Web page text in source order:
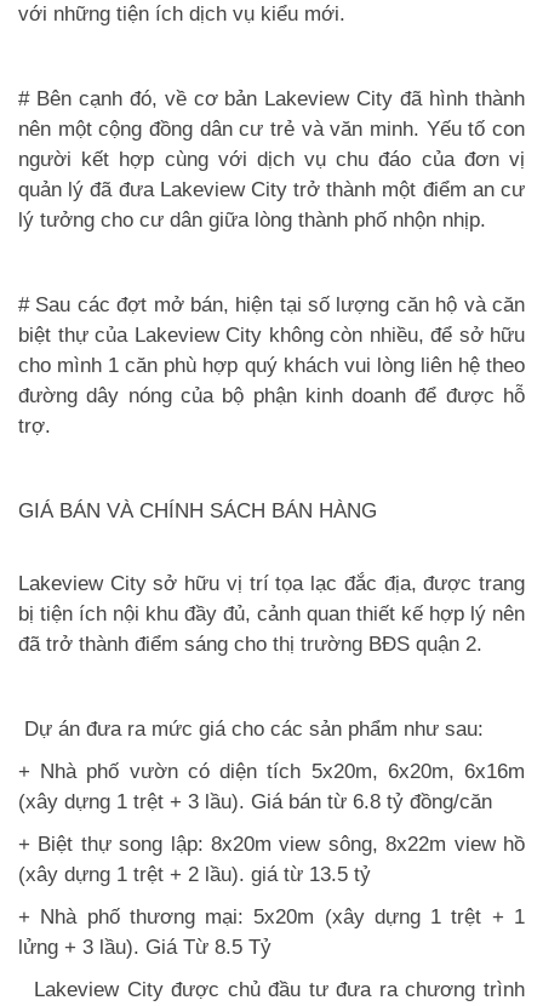
với những tiện ích dịch vụ kiểu mới.
# Bên cạnh đó, về cơ bản Lakeview City đã hình thành
nên một cộng đồng dân cư trẻ và văn minh. Yếu tố con
người kết hợp cùng với dịch vụ chu đáo của đơn vị
quản lý đã đưa Lakeview City trở thành một điểm an cư
lý tưởng cho cư dân giữa lòng thành phố nhộn nhịp.
# Sau các đợt mở bán, hiện tại số lượng căn hộ và căn
biệt thự của Lakeview City không còn nhiều, để sở hữu
cho mình 1 căn phù hợp quý khách vui lòng liên hệ theo
đường dây nóng của bộ phận kinh doanh để được hỗ
trợ.
GIÁ BÁN VÀ CHÍNH SÁCH BÁN HÀNG
Lakeview Citysở hữu vị trí tọa lạc đắc địa, được trang
bị tiện ích nội khu đầy đủ, cảnh quan thiết kế hợp lý nên
đã trở thành điểm sáng cho thị trường BĐS quận 2.
Dự án đưa ra mức giá cho các sản phẩm như sau:
+ Nhà phố vườn có diện tích 5x20m, 6x20m, 6x16m
(xây dựng 1 trệt + 3 lầu). Giá bán từ 6.8 tỷ đồng/căn
+ Biệt thự song lập: 8x20m view sông, 8x22m view hồ
(xây dựng 1 trệt + 2 lầu). giá từ 13.5 tỷ
+ Nhà phố thương mại: 5x20m (xây dựng 1 trệt + 1
lửng + 3 lầu). Giá Từ 8.5 Tỷ
Lakeview Cityđược chủ đầu tư đưa ra chương trình